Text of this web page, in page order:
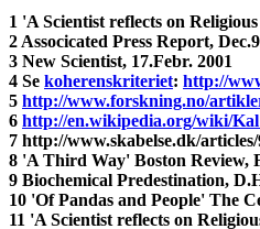
1 'A Scientist reflects on
2 Associcated Press Report,
3 New Scientist, 17.Febr. 2001
4 Se koherenskriteriet: http://
5 http://www.forskning.no/
6 http://en.wikipedia.org/wiki/
7 http://www.skabelse.dk/
8 'A Third Way' Boston Review,
9 Biochemical Predestination,
10 'Of Pandas and People' The
11 'A Scientist reflects on